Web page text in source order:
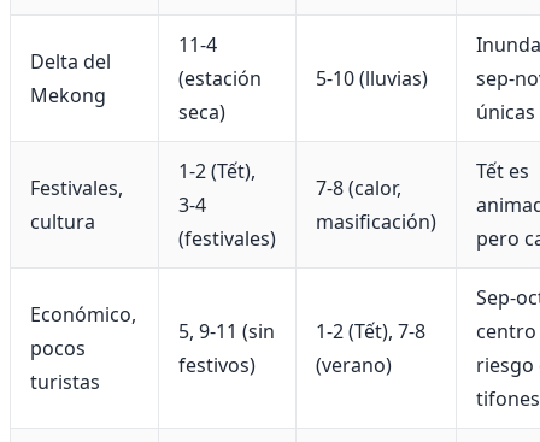
Delta del
Mekong
11-4
(estación
seca)
5-10 (lluvias)
sep-
únicas
Festivales,
cultura
1-2 (Tết),
3-4
(festivales)
7-8 (calor,
masificación)
Tết es
pero
Económico,
pocos
turistas
5, 9-11 (sin
festivos)
1-2 (Tết), 7-8
(verano)
Sep-
riesgo
tifones